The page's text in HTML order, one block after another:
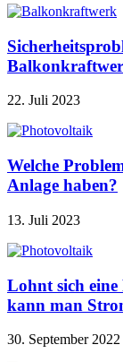
22. Juli 2023
Welche
Anlage haben?
13. Juli 2023
Lohnt sich
kann man
30. September 2022